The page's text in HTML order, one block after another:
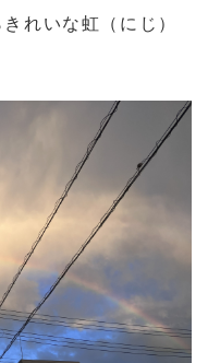
れいな虹（にじ）